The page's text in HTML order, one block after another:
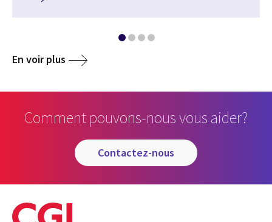
En voir plus
Comment pouvons-nous vous aider?
contactez-nous